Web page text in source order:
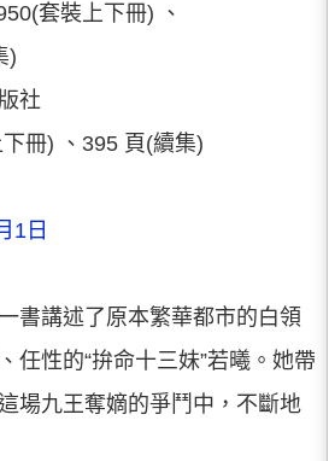
套裝上下冊) 、
)
社
冊) 、395 頁(續集)
1日
書講述了原本繁華都市的白領
任性的“拚命十三妹”若曦。她帶
場九王奪嫡的爭鬥中，不斷地